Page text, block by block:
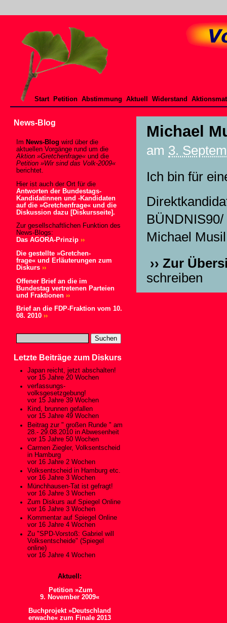
Start Petition Abstimmung Aktuell Widerstand
News-Blog
Im News-Blog wird über die
aktuellen Vorgänge rund um die
Aktion »Gretchenfrage« und die
Petition »Wir sind das Volk-2009«
berichtet.
Hier ist auch der Ort für die
Antworten der Bundestags-
Kandidatinnen und -Kandidaten
auf die »Gretchenfrage« und die
Diskussion dazu [Diskursseite].
Zur gesellschaftlichen Funktion des
News-Blogs:
Das AGORA-Prinzip ››
Die gestellte »Gretchen-
frage« und Erläuterungen zum
Diskurs ››
Offener Brief an die im
Bundestag vertretenen Parteien
und Fraktionen ››
Brief an die FDP-Fraktion vom 10.
08. 2010 ››
Letzte Beiträge zum Diskurs
Japan reicht, jetzt abschalten!
vor 15 Jahre 20 Wochen
verfassungs-
volksgesetzgebung!
vor 15 Jahre 39 Wochen
Kind, brunnen gefallen
vor 15 Jahre 49 Wochen
Beitrag zur " großen Runde " am
28.- 29.08.2010 in Abwesenheit
vor 15 Jahre 50 Wochen
Carmen Ziegler, Volksentscheid
in Hamburg
vor 16 Jahre 2 Wochen
Volksentscheid in Hamburg etc.
vor 16 Jahre 3 Wochen
Münchhausen-Tat ist gefragt!
vor 16 Jahre 3 Wochen
Zum Diskurs auf Spiegel Online
vor 16 Jahre 3 Wochen
Kommentar auf Spiegel Online
vor 16 Jahre 4 Wochen
Zu "SPD-Vorstoß: Gabriel will
Volksentscheide" (Spiegel
online)
vor 16 Jahre 4 Wochen
Aktuell:
Petition »Zum
9. November 2009«
Buchprojekt »Deutschland
erwache« zum Finale 2013
Michael
am 3.
Ich bin für
Michael Musil
›› Zur
schreiben